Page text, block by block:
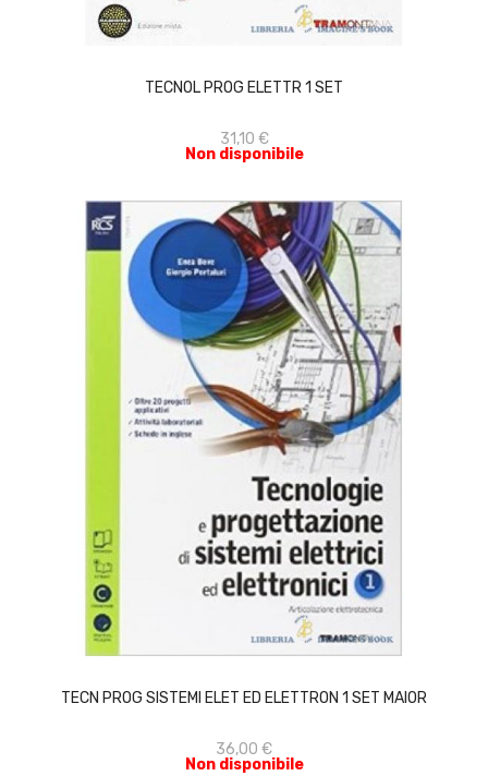
TECNOL PROG ELETTR 1 SET
31,10 €
Non disponibile
TECN PROG SISTEMI ELET ED ELETTRON 1 SET MAIOR
36,00 €
Non disponibile